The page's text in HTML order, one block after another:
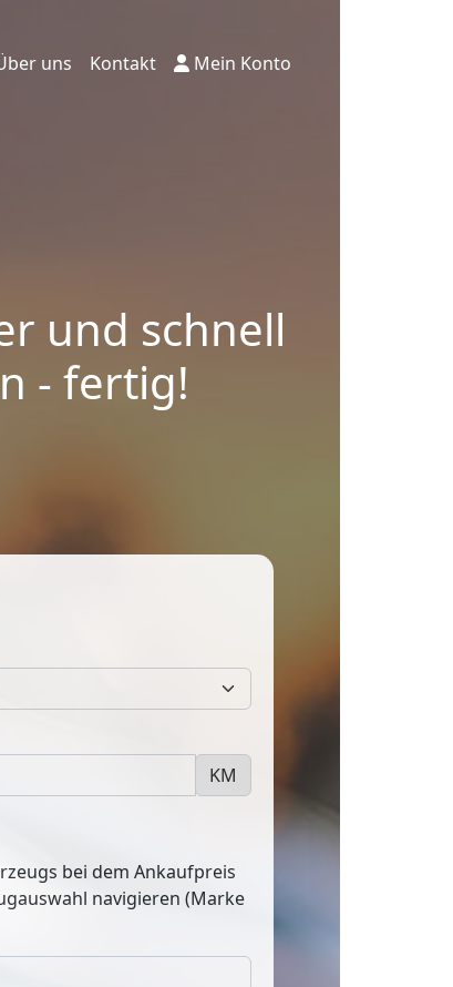
uns Kontakt Mein Konto
und schnell
- fertig!
KM
bei dem Ankaufpreis
navigieren (Marke